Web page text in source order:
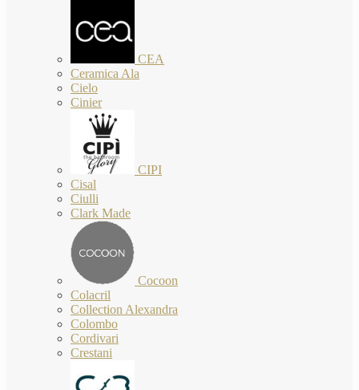
CEA
Ceramica Ala
Cielo
Cinier
CIPI
Cisal
Ciulli
Clark Made
Cocoon
Colacril
Collection Alexandra
Colombo
Cordivari
Crestani